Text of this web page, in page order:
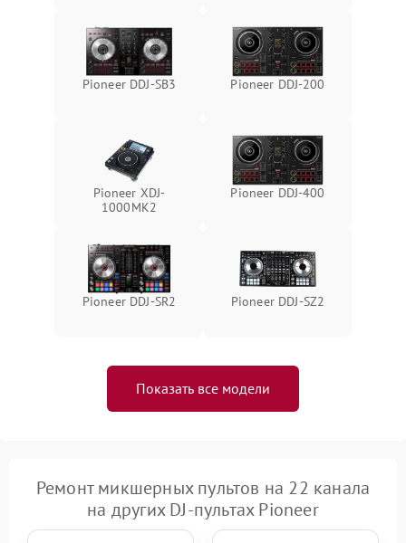
защиты от замыкания
1000 ₽ Подробнее →
Повреждение системы
1000 ₽ Подробнее →
Неисправность системы
защиты от перегрева
1000 ₽ Подробнее →
Поломка системы защиты
от перенапряжения
Pioneer DDJ-SB3 Pioneer DDJ-200
Pioneer XDJ-
1000MK2
Pioneer DDJ-400
Pioneer DDJ-SR2 Pioneer DDJ-SZ2
Показать все модели
Ремонт микшерных пультов на 22 канала
на других DJ-пультах Pioneer